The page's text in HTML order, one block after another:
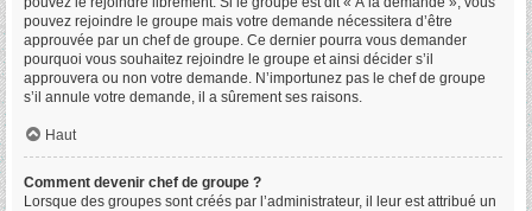
pouvez rejoindre le groupe mais votre demande nécessitera d’être
approuvée par un chef de groupe. Ce dernier pourra vous demander
pourquoi vous souhaitez rejoindre le groupe et ainsi décider s’il
approuvera ou non votre demande. N’importunez pas le chef de groupe
s’il annule votre demande, il a sûrement ses raisons.
Haut
Comment devenir chef de groupe ?
Lorsque des groupes sont créés par l’administrateur, il leur est attribué un